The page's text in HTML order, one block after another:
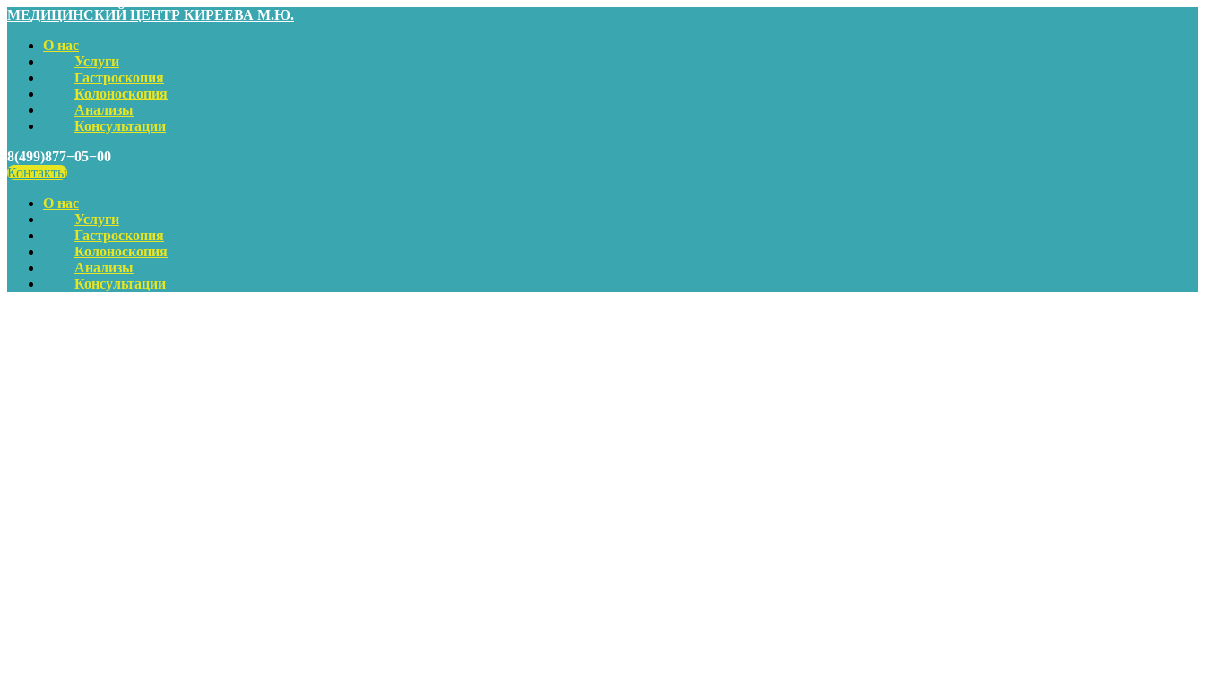
МЕДИЦИНСКИЙ ЦЕНТР КИРЕЕВА М.Ю.
О нас
Услуги
Гастроскопия
Колоноскопия
Анализы
Консультации
8(499)877−05−00
Контакты
О нас
Услуги
Гастроскопия
Колоноскопия
Анализы
Консультации